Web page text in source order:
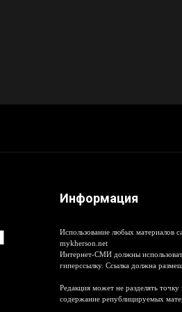
Информация
Использование любых материалов
mykherson.net
Интернет-СМИ должны
гиперссылку. Ссылка должна
Редакция может не разделять точку
содержание републицируемых